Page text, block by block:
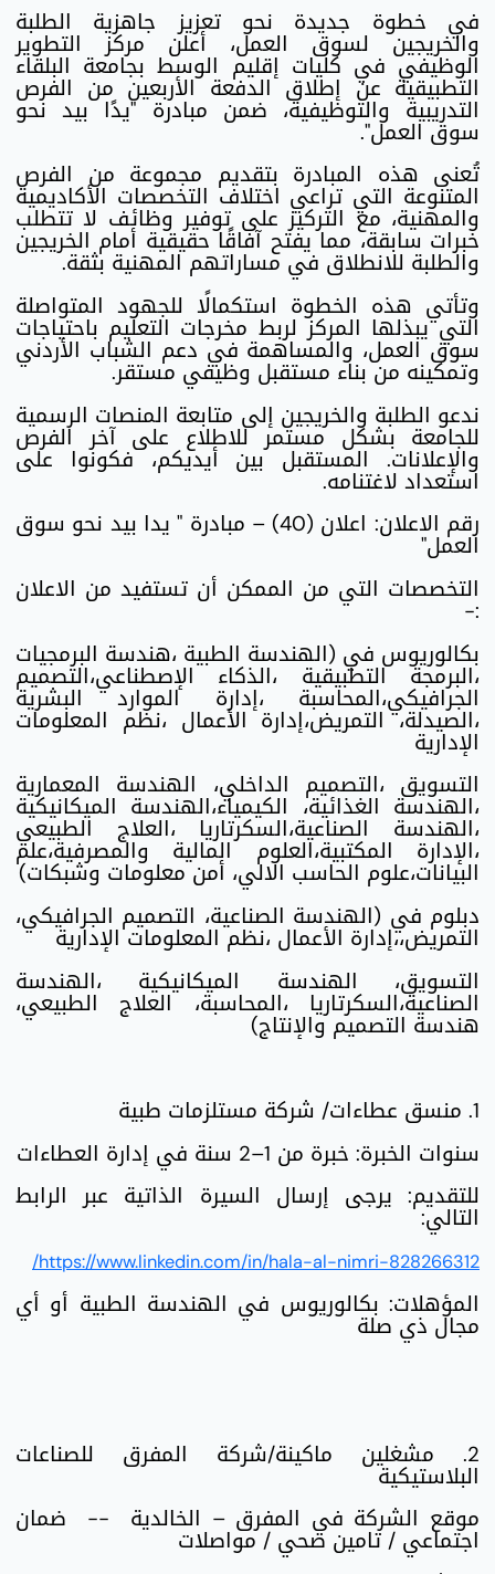
في خطوة جديدة نحو تعزيز جاهزية الطلبة
والخريجين لسوق العمل، أعلن مركز التطوير
الوظيفي في كليات إقليم الوسط بجامعة البلقاء
التطبيقية عن إطلاق الدفعة الأربعين من الفرص
التدريبية والتوظيفية، ضمن مبادرة "يدًا بيد نحو
سوق العمل".
تُعنى هذه المبادرة بتقديم مجموعة من الفرص
المتنوعة التي تراعي اختلاف التخصصات الأكاديمية
والمهنية، مع التركيز على توفير وظائف لا تتطلب
خبرات سابقة، مما يفتح آفاقًا حقيقية أمام الخريجين
والطلبة للانطلاق في مساراتهم المهنية بثقة.
وتأتي هذه الخطوة استكمالًا للجهود المتواصلة
التي يبذلها المركز لربط مخرجات التعليم باحتياجات
سوق العمل، والمساهمة في دعم الشباب الأردني
وتمكينه من بناء مستقبل وظيفي مستقر.
ندعو الطلبة والخريجين إلى متابعة المنصات الرسمية
للجامعة بشكل مستمر للاطلاع على آخر الفرص
والإعلانات. المستقبل بين أيديكم، فكونوا على
استعداد لاغتنامه.
رقم الاعلان: اعلان (40) – مبادرة " يدا بيد نحو سوق
العمل"
التخصصات التي من الممكن أن تستفيد من الاعلان
:-
بكالوريوس في (الهندسة الطبية ،هندسة البرمجيات
،البرمجة التطبيقية ،الذكاء الإصطناعي،التصميم
الجرافيكي،المحاسبة ،إدارة الموارد البشرية
،الصيدلة، التمريض،إدارة الأعمال ،نظم المعلومات
الإدارية
التسويق ،التصميم الداخلي، الهندسة المعمارية
،الهندسة الغذائية، الكيمياء،الهندسة الميكانيكية
،الهندسة الصناعية،السكرتاريا ،العلاج الطبيعي
،الإدارة المكتبية،العلوم المالية والمصرفية،علم
البيانات،علوم الحاسب الالي، أمن معلومات وشبكات)
دبلوم في (الهندسة الصناعية، التصميم الجرافيكي،
التمريض،،إدارة الأعمال ،نظم المعلومات الإدارية
التسويق، الهندسة الميكانيكية ،الهندسة
الصناعية،السكرتاريا ،المحاسبة، العلاج الطبيعي،
هندسة التصميم والإنتاج)
1. منسق عطاءات/ شركة مستلزمات طبية
سنوات الخبرة: خبرة من 1–2 سنة في إدارة العطاءات
للتقديم: يرجى إرسال السيرة الذاتية عبر الرابط
التالي:
https://www.linkedin.com/in/hala-al-nimri-828266312/
المؤهلات: بكالوريوس في الهندسة الطبية أو أي
مجال ذي صلة
2. مشغلين ماكينة/شركة المفرق للصناعات
البلاستيكية
موقع الشركة في المفرق – الخالدية -- ضمان
اجتماعي / تامين صحي / مواصلات